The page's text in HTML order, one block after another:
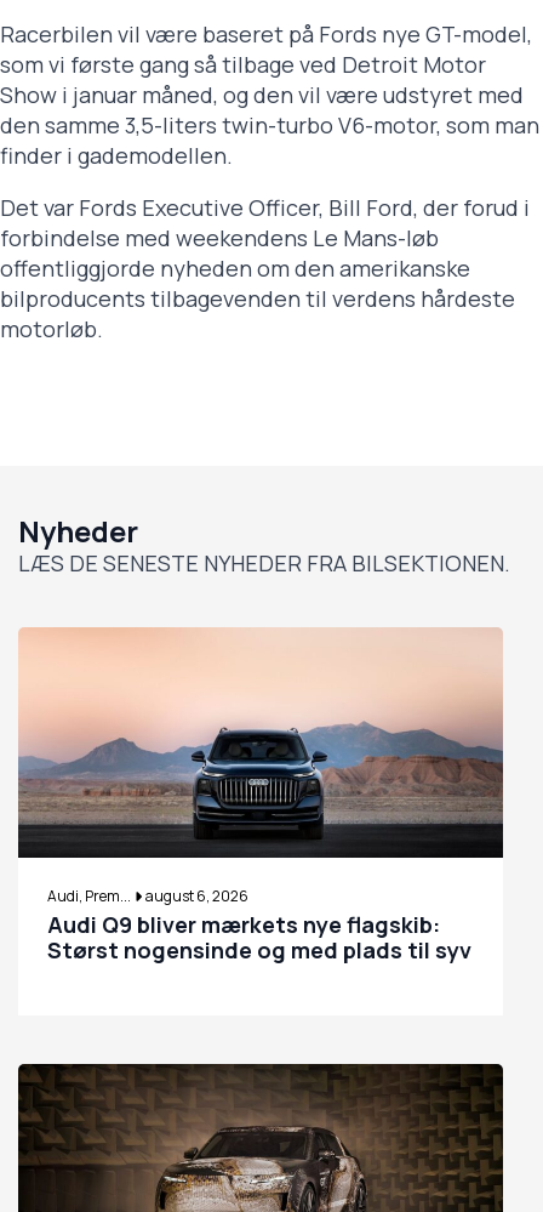
Racerbilen vil være baseret på Fords nye GT-model,
som vi første gang så tilbage ved Detroit Motor
Show i januar måned, og den vil være udstyret med
den samme 3,5-liters twin-turbo V6-motor, som man
finder i gademodellen.
Det var Fords Executive Officer, Bill Ford, der forud i
forbindelse med weekendens Le Mans-løb
offentliggjorde nyheden om den amerikanske
bilproducents tilbagevenden til verdens hårdeste
motorløb.
Nyheder
LÆS DE SENESTE NYHEDER FRA BILSEKTIONEN.
Audi, Prem... august 6, 2026
Audi Q9 bliver mærkets nye flagskib:
Størst nogensinde og med plads til syv